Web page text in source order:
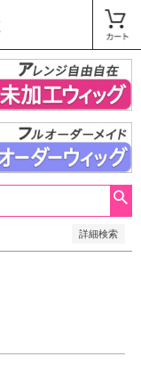
詳細検索